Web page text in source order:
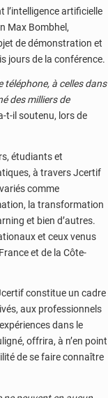
l’intelligence artificielle
Max Bombhel,
de démonstration et
jours de la conférence.
téléphone, à celles dans
des milliers de
t-il soutenu, lors de
étudiants et
à travers Jcertif
comme
la transformation
et bien d’autres.
et ceux venus
et de la Côte-
constitue un cadre
aux professionnels
dans le
offrira, à n’en point
de se faire connaître